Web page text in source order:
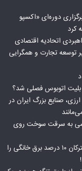
دوره‌ای «اکسپو
کرد
اتحادیه اقتصادی
توسعه تجارت و همگرایی
اتوبوس فصلی شد؟
صنایع بزرگ ایران در
به سرقت سوخت روی
۲ درصد از مشترکان ۱۰ درصد برق خانگی را